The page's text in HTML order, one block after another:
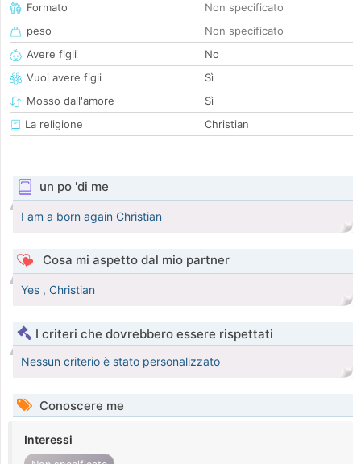
Formato
Non specificato
peso
Non specificato
Avere figli
No
Vuoi avere figli
Sì
Mosso dall'amore
Sì
La religione
Christian
un po 'di me
I am a born again Christian
Cosa mi aspetto dal mio partner
Yes , Christian
I criteri che dovrebbero essere rispettati
Nessun criterio è stato personalizzato
Conoscere me
Interessi